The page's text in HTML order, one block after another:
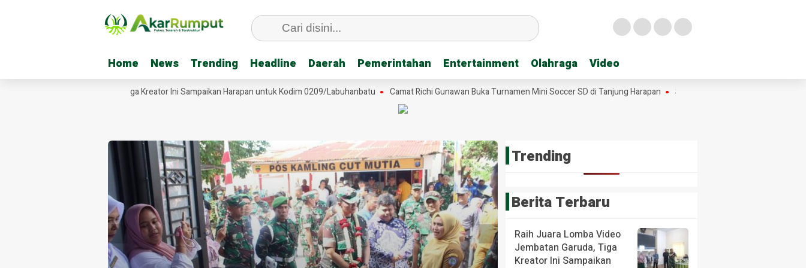
Home News Trending Headline Daerah Pemerintahan Entertainment Olahraga Video
Home News Trending Headline Daerah Pemerintahan Entertainment Olahraga Video
Video Jembatan Garuda, Tiga Kreator Ini Sampaikan Harapan untuk Kodim 0209/Labuhanbatu Camat Richi Gunawan Buka Turnamen Mini Soccer SD di Tanjung Harapan Sekda Hasan Heri Rambe Pamit, 28
Trending
Berita Terbaru
Raih Juara Lomba Video
Jembatan Garuda, Tiga
Kreator Ini Sampaikan